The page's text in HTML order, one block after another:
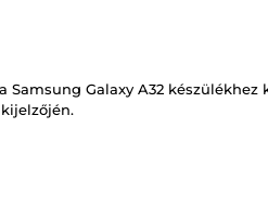
Galaxy A32 készülékhez